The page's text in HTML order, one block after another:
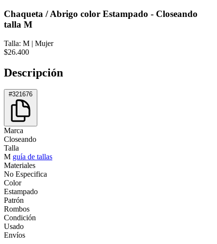
Chaqueta / Abrigo color Estampado - Closeando
talla M
Talla: M | Mujer
$26.400
Descripción
#321676
Marca
Closeando
Talla
M guía de tallas
Materiales
No Especifica
Color
Estampado
Patrón
Rombos
Condición
Usado
Envíos